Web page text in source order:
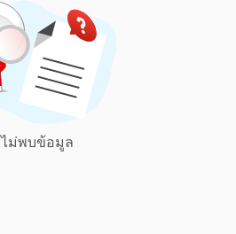
ไม่พบข้อมูล